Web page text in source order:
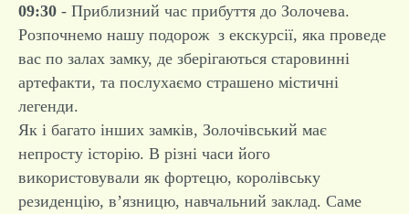
09:30 - Приблизний час прибуття до Золочева.
Розпочнемо нашу подорож з екскурсії, яка проведе
вас по залах замку, де зберігаються старовинні
артефакти, та послухаємо страшено містичні
легенди.
Як і багато інших замків, Золочівський має
непросту історію. В різні часи його
використовували як фортецю, королівську
резиденцію, в’язницю, навчальний заклад. Саме